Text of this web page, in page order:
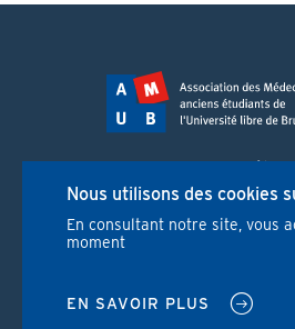
Route de Lennik 808/
1070 Bruxelles
+32 2 555 67 94
SOCIAL
Nous utilisons des cookies
En consultant notre site, vous
moment
EN SAVOIR PLUS